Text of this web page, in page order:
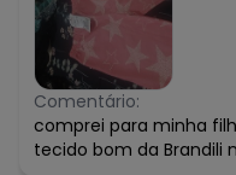
Comentário:
comprei para minha
tecido bom da Brandili